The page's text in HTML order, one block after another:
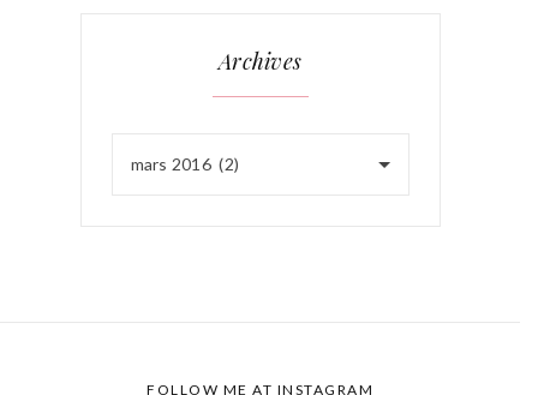
Archives
mars 2016 (2)
FOLLOW ME AT INSTAGRAM